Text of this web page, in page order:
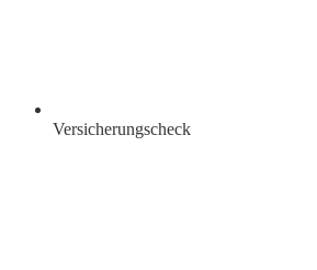
Versicherungscheck